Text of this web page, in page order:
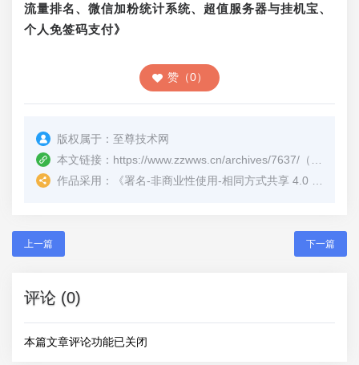
流量排名、微信加粉统计系统、超值服务器与挂机宝、
个人免签码支付》
赞（0）
版权属于： 至尊技术网
本文链接： https://www.zzwws.cn/archives/7637/ （转载时请注明本文出处及文章链接）
作品采用：
《署名-非商业性使用-相同方式共享 4.0 国际 (CC BY-NC-SA 4.0)
上一篇 下一篇
评论 (0)
本篇文章评论功能已关闭